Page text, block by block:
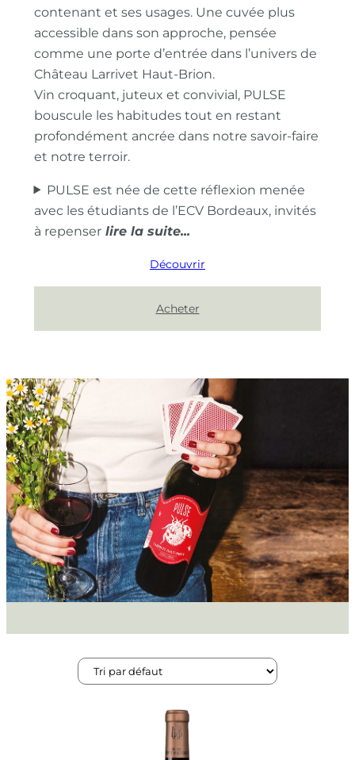
contenant et ses usages. Une cuvée plus
accessible dans son approche, pensée
comme une porte d’entrée dans l’univers de
Château Larrivet Haut-Brion.
Vin croquant, juteux et convivial, PULSE
bouscule les habitudes tout en restant
profondément ancrée dans notre savoir-faire
et notre terroir.
PULSE est née de cette réflexion menée
avec les étudiants de l’ECV Bordeaux, invités
à repenser
Découvrir
Acheter